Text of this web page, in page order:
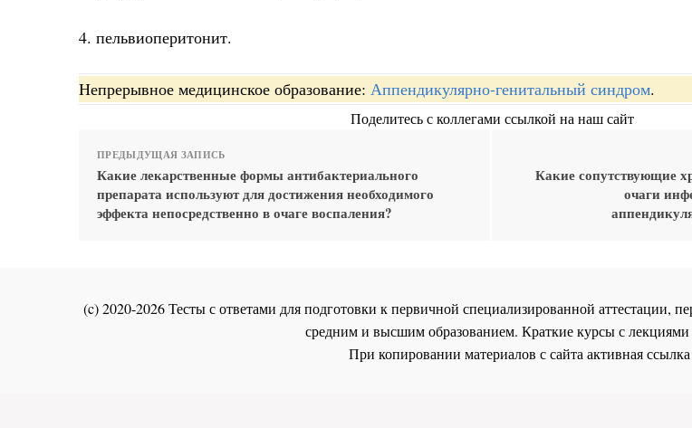
4. пельвиоперитонит.
Непрерывное медицинское образование: Аппендикулярно-генитальный синдром.
Поделитесь с коллегами ссылкой на наш сайт
ПРЕДЫДУЩАЯ ЗАПИСЬ
Какие лекарственные формы антибактериального
препарата используют для достижения необходимого
эффекта непосредственно в очаге воспаления?
Какие сопутствующие
очаги
(c) 2020-2026 Тесты с ответами для подготовки к первичной специализированной аттестации,
средним и высшим образованием. Краткие курсы с
При копировании материалов с сайта активная